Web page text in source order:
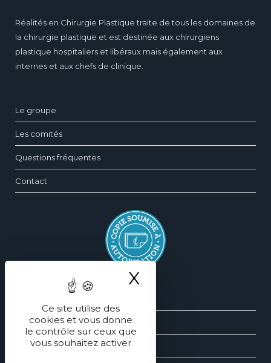
Ce site utilise des
cookies et vous donne
le contrôle sur ceux que
vous souhaitez activer
X
Réalités en Chirurgie Plastique traite de tous les domaines de
la chirurgie plastique et est destinée aux chirurgiens
plastique hospitaliers et libéraux mais également aux
internes et aux chefs de clinique.
Le groupe
Les comités
Questions fréquentes
Contact
Sein
Face